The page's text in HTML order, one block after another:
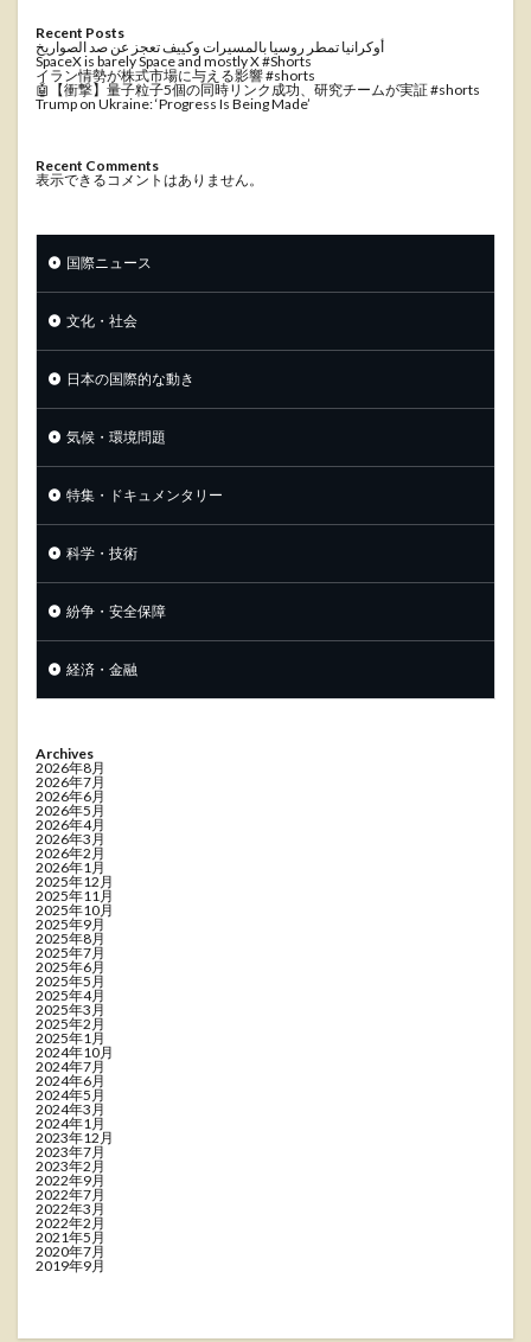
Recent Posts
أوكرانيا تمطر روسيا بالمسيرات وكييف تعجز عن صد الصواريخ
SpaceX is barely Space and mostly X #Shorts
イラン情勢が株式市場に与える影響 #shorts
🤖【衝撃】量子粒子5個の同時リンク成功、研究チームが実証 #shorts
Trump on Ukraine: ‘Progress Is Being Made’
Recent Comments
表示できるコメントはありません。
国際ニュース
文化・社会
日本の国際的な動き
気候・環境問題
特集・ドキュメンタリー
科学・技術
紛争・安全保障
経済・金融
Archives
2026年8月
2026年7月
2026年6月
2026年5月
2026年4月
2026年3月
2026年2月
2026年1月
2025年12月
2025年11月
2025年10月
2025年9月
2025年8月
2025年7月
2025年6月
2025年5月
2025年4月
2025年3月
2025年2月
2025年1月
2024年10月
2024年7月
2024年6月
2024年5月
2024年3月
2024年1月
2023年12月
2023年7月
2023年2月
2022年9月
2022年7月
2022年3月
2022年2月
2021年5月
2020年7月
2019年9月